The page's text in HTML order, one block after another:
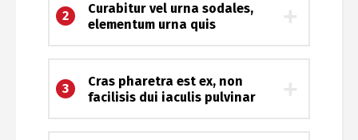
2
Curabitur vel urna sodales,
elementum urna quis
3
Cras pharetra est ex, non
facilisis dui iaculis pulvinar